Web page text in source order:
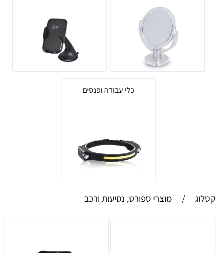
כלי עבודה ופנסים
קטלוג / מוצרי ספורט, נסיעות ורכב